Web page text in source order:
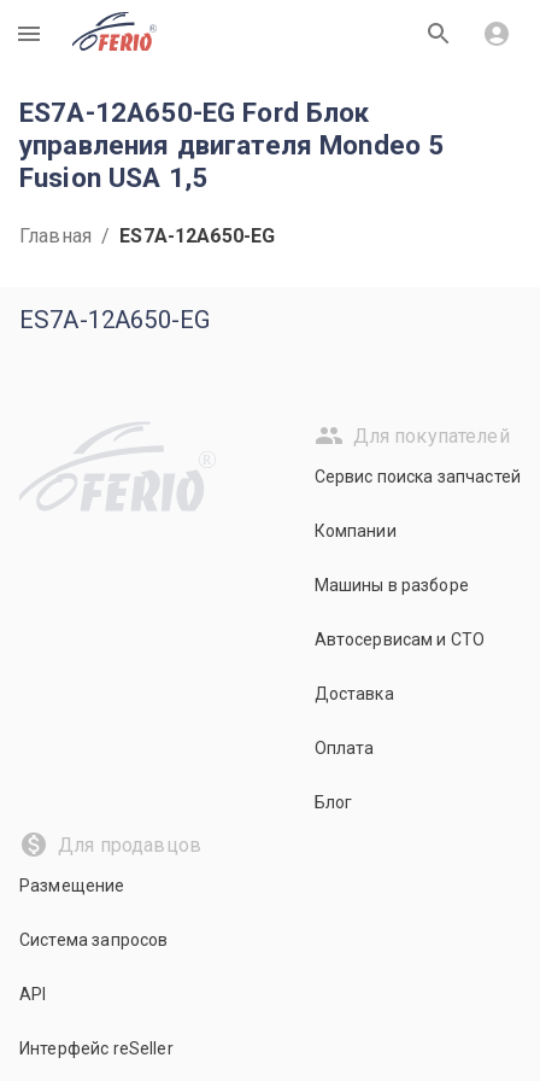
R
ES7A-12A650-EG Ford Блок
управления двигателя Mondeo 5
Fusion USA 1,5
Главная / ES7A-12A650-EG
ES7A-12A650-EG
R
Для покупателей
Сервис поиска запчастей
Компании
Машины в разборе
Автосервисам и СТО
Доставка
Оплата
Блог
Для продавцов
Размещение
Система запросов
API
Интерфейс reSeller